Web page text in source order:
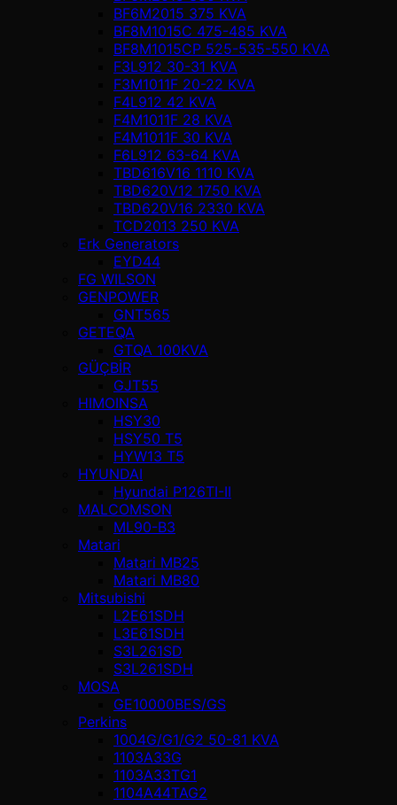
BF6M2015 375 KVA
BF8M1015C 475-485 KVA
BF8M1015CP 525-535-550 KVA
F3L912 30-31 KVA
F3M1011F 20-22 KVA
F4L912 42 KVA
F4M1011F 28 KVA
F4M1011F 30 KVA
F6L912 63-64 KVA
TBD616V16 1110 KVA
TBD620V12 1750 KVA
TBD620V16 2330 KVA
TCD2013 250 KVA
Erk Generators
EYD44
FG WILSON
GENPOWER
GNT565
GETEQA
GTQA 100KVA
GÜÇBİR
GJT55
HIMOINSA
HSY30
HSY50 T5
HYW13 T5
HYUNDAI
Hyundai P126TI-II
MALCOMSON
ML90-B3
Matari
Matari MB25
Matari MB80
Mitsubishi
L2E61SDH
L3E61SDH
S3L261SD
S3L261SDH
MOSA
GE10000BES/GS
Perkins
1004G/G1/G2 50-81 KVA
1103A33G
1103A33TG1
1104A44TAG2